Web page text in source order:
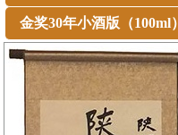
金奖30年小酒版（100ml）